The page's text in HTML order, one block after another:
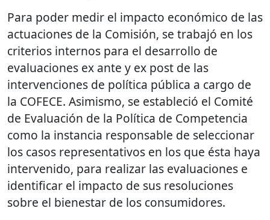
Para poder medir el impacto económico de las
actuaciones de la Comisión, se trabajó en los
criterios internos para el desarrollo de
evaluaciones ex ante y ex post de las
intervenciones de política pública a cargo de
la COFECE. Asimismo, se estableció el Comité
de Evaluación de la Política de Competencia
como la instancia responsable de seleccionar
los casos representativos en los que ésta haya
intervenido, para realizar las evaluaciones e
identificar el impacto de sus resoluciones
sobre el bienestar de los consumidores.